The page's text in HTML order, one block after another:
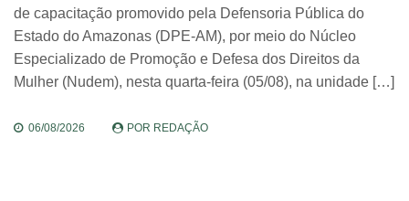
de capacitação promovido pela Defensoria Pública do
Estado do Amazonas (DPE-AM), por meio do Núcleo
Especializado de Promoção e Defesa dos Direitos da
Mulher (Nudem), nesta quarta-feira (05/08), na unidade […]
06/08/2026 POR REDAÇÃO